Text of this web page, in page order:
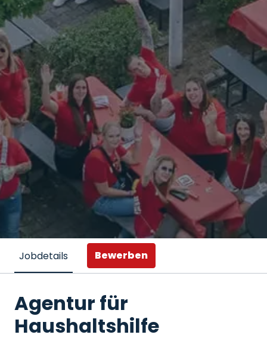
Jobdetails Bewerben
Agentur für
Haushaltshilfe